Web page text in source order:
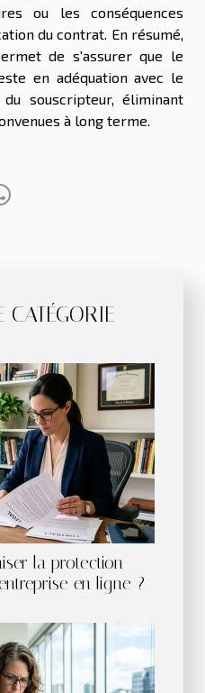
CATÉGORIE
la protection
en ligne ?
ou les conséquences
du contrat. En résumé,
de s'assurer que le
en adéquation avec le
souscripteur, éliminant
à long terme.